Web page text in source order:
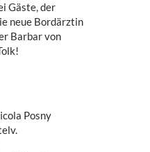
Gäste, der
neue Bordärztin
Barbar von
Posny